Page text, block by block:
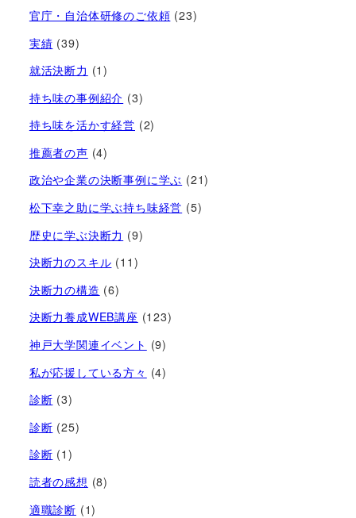
官庁・自治体研修のご依頼 (23)
実績 (39)
就活決断力 (1)
持ち味の事例紹介 (3)
持ち味を活かす経営​ (2)
推薦者の声 (4)
政治や企業の決断事例に学ぶ (21)
松下幸之助に学ぶ持ち味経営 (5)
歴史に学ぶ決断力 (9)
決断力のスキル (11)
決断力の構造 (6)
決断力養成WEB講座 (123)
神戸大学関連イベント (9)
私が応援している方々 (4)
診断 (3)
診断 (25)
診断 (1)
読者の感想 (8)
適職診断 (1)